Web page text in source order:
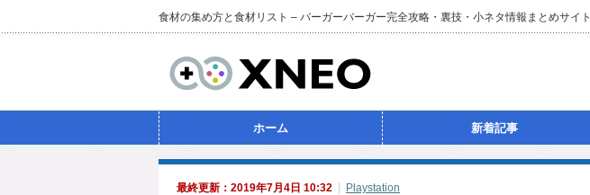
食材の集め方と食材リスト – バーガーバーガー完全攻略・裏技・小ネタ情報まとめサイト
ホーム 新着記事
最終更新：2019年7月4日 10:32 Playstation